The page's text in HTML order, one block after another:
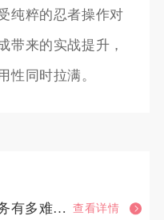
纯粹的忍者操作对
带来的实战提升，
性同时拉满。
少年三国志第三次活动的任务有多难完成 查看详情